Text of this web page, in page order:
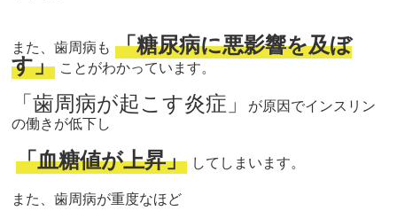
また、歯周病も 「糖尿病に悪影響を及ぼ
す」 ことがわかっています。
「歯周病が起こす炎症」
が原因でインスリン
の働きが低下し
「血糖値が上昇」 してしまいます。
また、歯周病が重度なほど